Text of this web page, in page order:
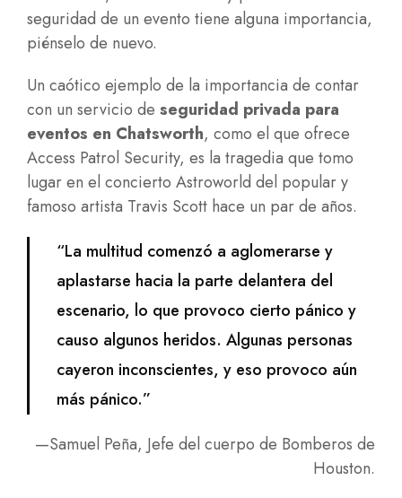
seguridad de un evento tiene alguna importancia,
piénselo de nuevo.
Un caótico ejemplo de la importancia de contar
con un servicio de seguridad privada para
eventos en Chatsworth, como el que ofrece
Access Patrol Security, es la tragedia que tomo
lugar en el concierto Astroworld del popular y
famoso artista Travis Scott hace un par de años.
“La multitud comenzó a aglomerarse y
aplastarse hacia la parte delantera del
escenario, lo que provoco cierto pánico y
causo algunos heridos. Algunas personas
cayeron inconscientes, y eso provoco aún
más pánico.”
—Samuel Peña, Jefe del cuerpo de Bomberos de
Houston.